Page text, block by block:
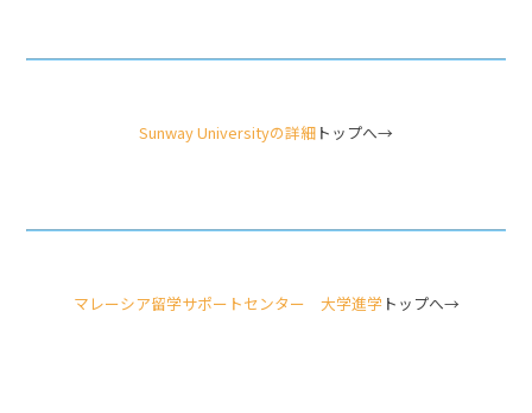
Sunway Universityの詳細 トップへ→
マレーシア留学サポートセンター 大学進学トップへ→